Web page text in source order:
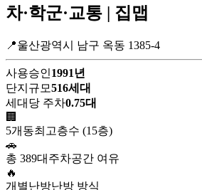
차·학군·교통 | 집맵
📍울산광역시 남구 옥동 1385-4
사용승인1991년
단지규모516세대
세대당 주차0.75대
🏢
5개동최고층수 (15층)
🚗
총 389대 주차공간 여유
🔥
개별난방난방 방식